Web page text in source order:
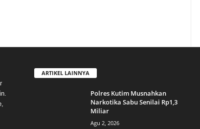
ARTIKEL LAINNYA
Polres Kutim Musnahkan
Narkotika Sabu Senilai Rp1,3
Miliar
Agu 2, 2026